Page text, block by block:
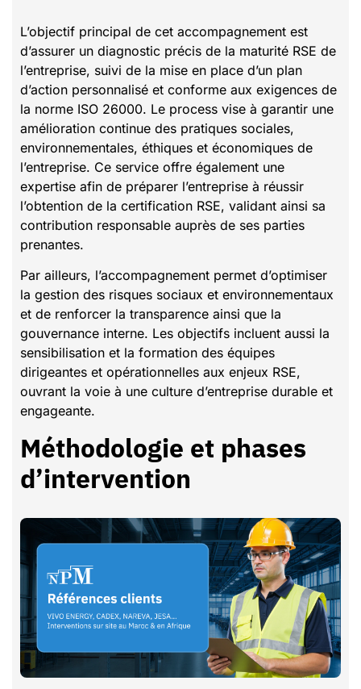
L’objectif principal de cet accompagnement est
d’assurer un diagnostic précis de la maturité RSE de
l’entreprise, suivi de la mise en place d’un plan
d’action personnalisé et conforme aux exigences de
la norme ISO 26000. Le process vise à garantir une
amélioration continue des pratiques sociales,
environnementales, éthiques et économiques de
l’entreprise. Ce service offre également une
expertise afin de préparer l’entreprise à réussir
l’obtention de la certification RSE, validant ainsi sa
contribution responsable auprès de ses parties
prenantes.
Par ailleurs, l’accompagnement permet d’optimiser
la gestion des risques sociaux et environnementaux
et de renforcer la transparence ainsi que la
gouvernance interne. Les objectifs incluent aussi la
sensibilisation et la formation des équipes
dirigeantes et opérationnelles aux enjeux RSE,
ouvrant la voie à une culture d’entreprise durable et
engageante.
Méthodologie et phases
d’intervention